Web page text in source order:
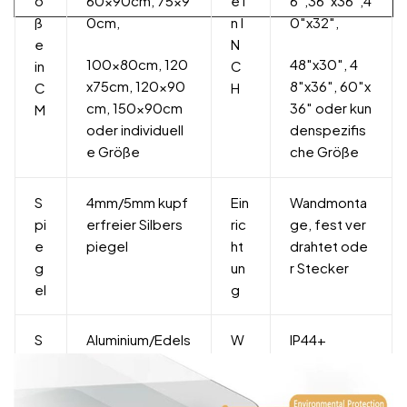
ß
e
in
C
M
0cm,
100x80cm, 120
x75cm, 120x90
cm, 150x90cm
oder individuell
e Größe
n I
N
C
H
0″x32″,
48″x30″, 4
8″x36″, 60″x
36″ oder kun
denspezifis
che Größe
S
pi
e
g
el
4mm/5mm kupf
erfreier Silbers
piegel
Ein
ric
ht
un
g
Wandmonta
ge, fest ver
drahtet ode
r Stecker
S
Aluminium/Edels
Holz
W
IP44+